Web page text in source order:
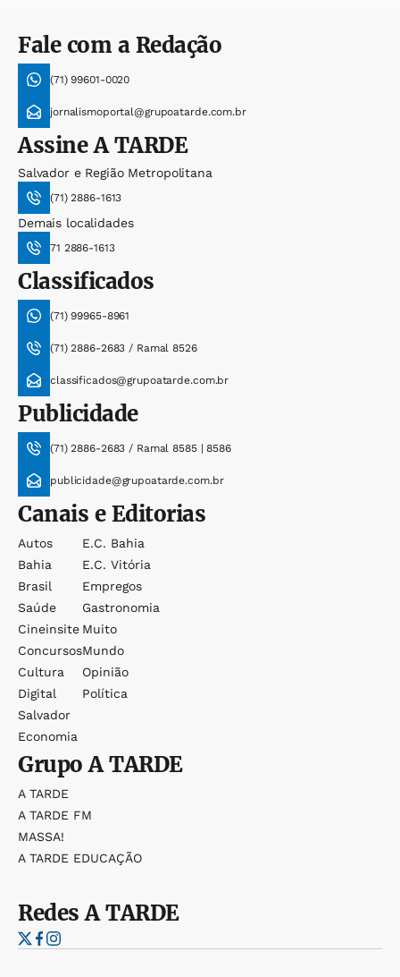
Fale com a Redação
(71) 99601-0020
jornalismoportal@grupoatarde.com.br
AssineA TARDE
Salvador e Região Metropolitana
(71) 2886-1613
Demais localidades
71 2886-1613
Classificados
(71) 99965-8961
(71) 2886-2683 / Ramal 8526
classificados@grupoatarde.com.br
Publicidade
(71) 2886-2683 / Ramal 8585 | 8586
publicidade@grupoatarde.com.br
Canais e Editorias
Autos
Bahia
Brasil
Saúde
Cineinsite
Concursos
Cultura
Digital
Salvador
Economia
E.c. Bahia
E.c. Vitória
Empregos
Gastronomia
Muito
Mundo
Opinião
Política
GrupoA TARDE
A TARDE
A TARDE FM
MASSA!
A TARDE EDUCAÇÃO
RedesA TARDE